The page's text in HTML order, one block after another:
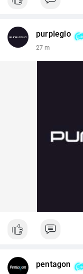
purpleglo
27 m
pentagon